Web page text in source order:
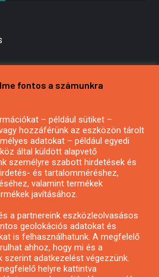
vagy hírlevél
fontos a számunkra
– például sütiket –
hozzáférünk az eszközön tárolt
adatokat – például egyedi
által küldött alapvető
személyre szabott hirdetések és
és tartalomméréshez,
valamint termékek
javításához.
a partnereink eszközleolvasásos
geolokációs adatokat és
is felhasználhatunk. A megfelelő
ahhoz, hogy mi és a
szerint adatkezelést végezzünk.
helyre kattintva